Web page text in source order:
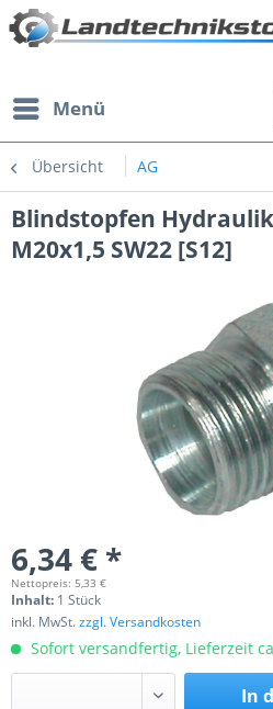
Menü
Übersicht AG
Blindstopfen Hydraulik
M20x1,5 SW22 [S12]
6,34 € *
Nettopreis: 5,33 €
Inhalt: 1 Stück
inkl. MwSt.zzgl. Versandkosten
Sofort versandfertig, Lieferzeit
In